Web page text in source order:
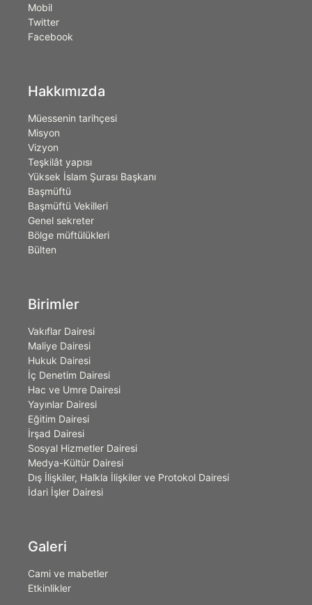
Mobil
Twitter
Facebook
Hakkımızda
Müessenin tarihçesi
Misyon
Vizyon
Teşkilât yapısı
Yüksek İslam Şurası Başkanı
Başmüftü
Başmüftü Vekilleri
Genel sekreter
Bölge müftülükleri
Bülten
Birimler
Vakıflar Dairesi
Maliye Dairesi
Hukuk Dairesi
İç Denetim Dairesi
Hac ve Umre Dairesi
Yayınlar Dairesi
Eğitim Dairesi
İrşad Dairesi
Sosyal Hizmetler Dairesi
Medya-Kültür Dairesi
Dış İlişkiler, Halkla İlişkiler ve Protokol Dairesi
İdari İşler Dairesi
Galeri
Cami ve mabetler
Etkinlikler